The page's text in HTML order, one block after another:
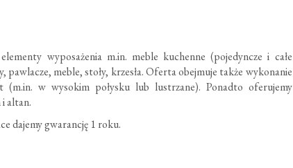
wyposażenia m.in. meble kuchenne (pojedyncze i całe
pawlacze, meble, stoły, krzesła. Oferta obejmuje także wykonanie
(m.in. w wysokim połysku lub lustrzane). Ponadto oferujemy
altan.
dajemy gwarancję 1 roku.